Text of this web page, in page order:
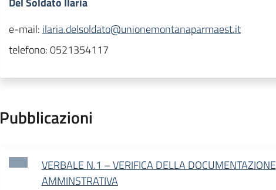
e-mail: ilaria.delsoldato@unionemontanaparmaest.it
telefono:0521354117
Pubblicazioni
VERBALE N.1 – VERIFICA DELLA DOCUMENTAZIONE
AMMINSTRATIVA